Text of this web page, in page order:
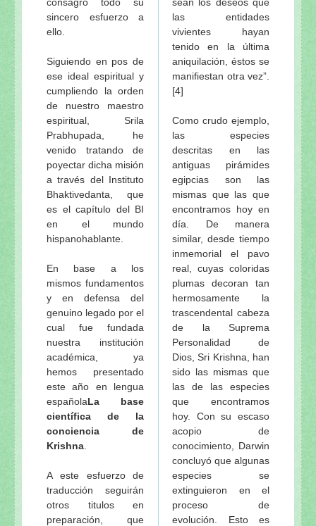
sincero esfuerzo a
ello.
Siguiendo en pos de
ese ideal espiritual y
cumpliendo la orden
de nuestro maestro
espiritual, Srila
Prabhupada, he
venido tratando de
poyectar dicha misión
a través del Instituto
Bhaktivedanta, que
es el capítulo del BI
en el mundo
hispanohablante.
En base a los
mismos fundamentos
y en defensa del
genuino legado por el
cual fue fundada
nuestra institución
académica, ya
hemos presentado
este año en lengua
españolaLa base
científica de la
conciencia de
Krishna
A este esfuerzo de
traducción seguirán
otros titulos en
preparación, que
las entidades
vivientes hayan
tenido en la última
aniquilación, éstos se
manifiestan otra vez”.
[4]
Como crudo ejemplo,
las especies
descritas en las
antiguas pirámides
egipcias son las
mismas que las que
encontramos hoy en
día. De manera
similar, desde tiempo
inmemorial el pavo
real, cuyas coloridas
plumas decoran tan
hermosamente la
trascendental cabeza
de la Suprema
Personalidad de
Dios, Sri Krishna, han
sido las mismas que
las de las especies
que encontramos
hoy. Con su escaso
acopio de
conocimiento, Darwin
concluyó que algunas
especies se
extinguieron en el
proceso de
evolución. Esto es